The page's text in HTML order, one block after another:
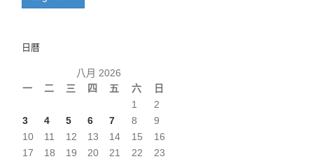
日曆
八月 2026
一
二 三 四 五 六 日
1
2
3
4 5 6 7 8
9
10
11 12 13 14 15
16
17
18 19 20 21 22
23